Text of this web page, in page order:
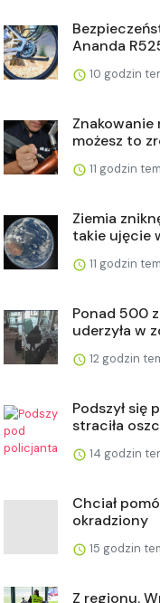
Ananda
10 godzin
Znakowanie
możesz to
11 godzin
Ziemia
takie ujęcie
11 godzin
Ponad 500
uderzyła w
12 godzin
Podszył się
straciła
14 godzin
Chciał
okradziony
15 godzin
Z regionu.